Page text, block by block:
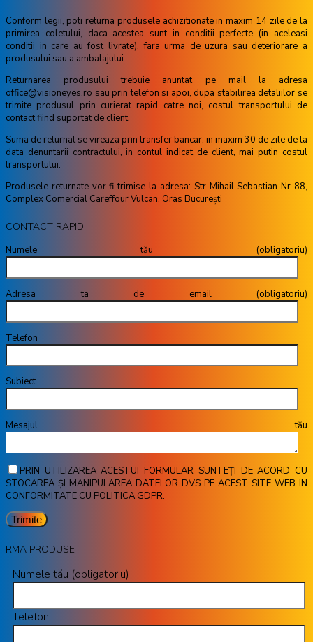
Conform legii, poti returna produsele achizitionate in maxim 14 zile de la
primirea coletului, daca acestea sunt in conditii perfecte (in aceleasi
conditii in care au fost livrate), fara urma de uzura sau deteriorare a
produsului sau a ambalajului.
Returnarea produsului trebuie anuntat pe mail la adresa
office@visioneyes.ro sau prin telefon si apoi, dupa stabilirea detaliilor se
trimite produsul prin curierat rapid catre noi, costul transportului de
contact fiind suportat de client.
Suma de returnat se vireaza prin transfer bancar, in maxim 30 de zile de la
data denuntarii contractului, in contul indicat de client, mai putin costul
transportului.
Produsele returnate vor fi trimise la adresa: Str Mihail Sebastian Nr 88,
Complex Comercial Careffour Vulcan, Oras București
CONTACT RAPID
Numele tău (obligatoriu)
Adresa ta de email (obligatoriu)
Telefon
Subiect
Mesajul tău
PRIN UTILIZAREA ACESTUI FORMULAR SUNTEȚI DE ACORD CU
STOCAREA ȘI MANIPULAREA DATELOR DVS PE ACEST SITE WEB IN
CONFORMITATE CU POLITICA GDPR.
RMA PRODUSE
Numele tău (obligatoriu)
Telefon